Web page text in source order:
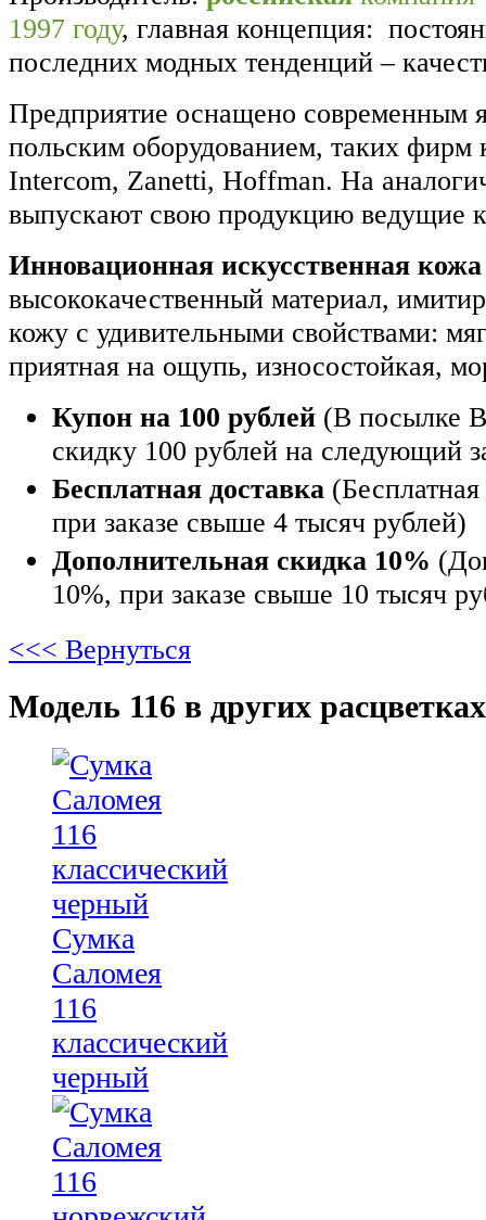
1997 году, главная концепция:
последних модных тенденций –
Предприятие оснащено современным
польским оборудованием, таких фирм
Intercom, Zanetti, Hoffman. На
выпускают свою продукцию ведущие
Инновационная искусственная
высококачественный материал,
кожу с удивительными свойствами:
приятная на ощупь, износостойкая,
Купон на 100 рублей (В посылке
скидку 100 рублей на следующий
Бесплатная доставка
при заказе свыше 4 тысяч рублей)
Дополнительная скидка 10%
10%, при заказе свыше 10 тысяч
<<< Вернуться
Модель 116 в других
Сумка
Саломея
116
классический
черный